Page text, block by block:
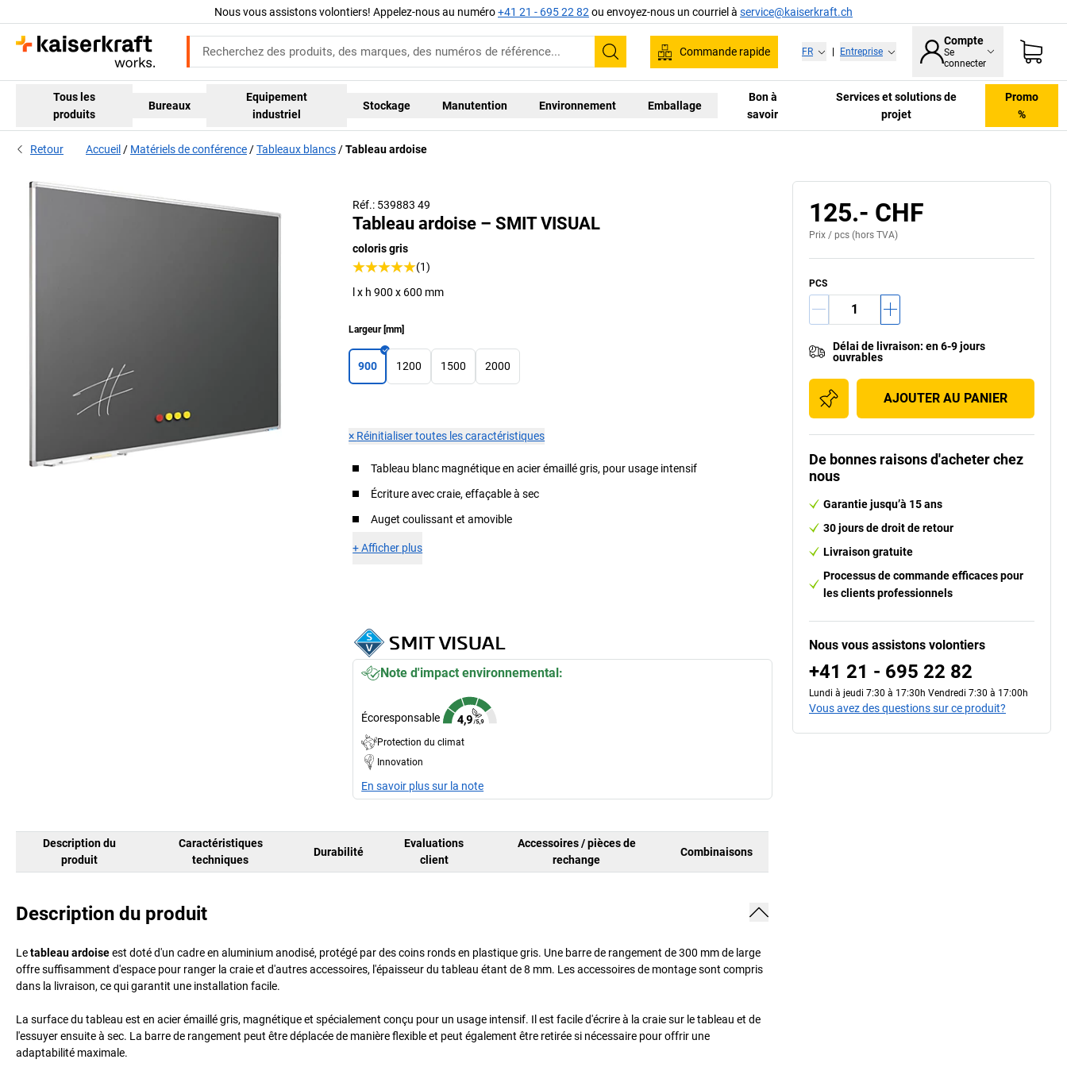
Nous vous assistons volontiers! Appelez-nous au numéro+41 21 - 695 22 82 ou envoyez-nous un courriel à service@kaiserkraft.ch
Recherche
Commande rapide FR Entreprise
Compte
Se
connecter
Tous les
produits
Bureaux
Equipement
industriel
Stockage Manutention Environnement Emballage
Bon à
savoir
Services et solutions de
projet
Promo
%
Retour Accueil Matériels de conférence Tableaux blancs Tableau ardoise
Réf.: 539883 49
Tableau ardoise – SMIT VISUAL
coloris gris
(1)
l x h 900 x 600 mm
Largeur[mm]
900 1200 1500 2000
× Réinitialiser toutes les caractéristiques
Tableau blanc magnétique en acier émaillé gris, pour usage intensif
Écriture avec craie, effaçable à sec
Auget coulissant et amovible
+Afficher plus
Note d'impact environnemental:
Écoresponsable
Protection du climat
Innovation
En savoir plus sur la note
Description du
produit
Caractéristiques
techniques
Durabilité
Evaluations
client
Accessoires / pièces de
rechange
Combinaisons
Description du produit
Letableau ardoiseest doté d'un cadre en aluminium anodisé, protégé par des coins ronds en plastique gris. Une barre de rangement de 300 mm de large
offre suffisamment d'espace pour ranger la craie et d'autres accessoires, l'épaisseur du tableau étant de 8 mm. Les accessoires de montage sont compris
dans la livraison, ce qui garantit une installation facile.
La surface du tableau est en acier émaillé gris, magnétique et spécialement conçu pour un usage intensif. Il est facile d'écrire à la craie sur le tableau et de
l'essuyer ensuite à sec. La barre de rangement peut être déplacée de manière flexible et peut également être retirée si nécessaire pour offrir une
adaptabilité maximale.
125.- CHF
Prix / pcs (hors TVA)
PCS
Délai de livraison: en 6-9 jours
ouvrables
AJOUTER AU PANIER
De bonnes raisons d'acheter chez
nous
Garantie jusqu’à 15 ans
30 jours de droit de retour
Livraison gratuite
Processus de commande efficaces pour
les clients professionnels
Nous vous assistons volontiers
+41 21 - 695 22 82
Lundi à jeudi 7:30 à 17:30h Vendredi 7:30 à 17:00h
Vous avez des questions sur ce produit?